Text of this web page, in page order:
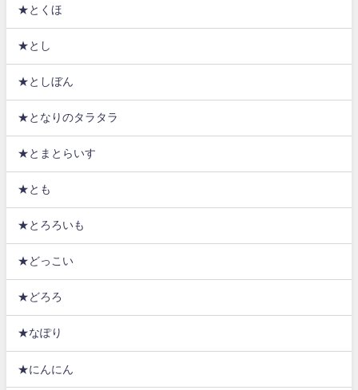
★とくほ
★とし
★としぼん
★となりのタラタラ
★とまとらいす
★とも
★とろろいも
★どっこい
★どろろ
★なぽり
★にんにん